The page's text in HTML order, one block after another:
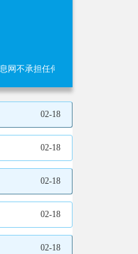
何责任！提高警惕，谨防诈骗
02-18
02-18
02-18
02-18
02-18